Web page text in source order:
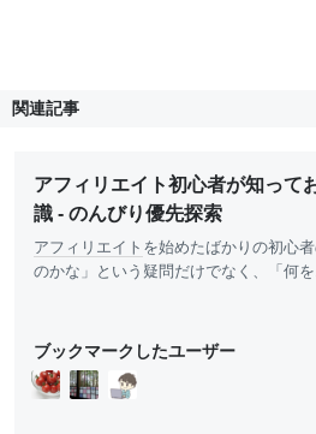
関連記事
アフィリエイト初心者が知って
識 - のんびり優先探索
アフィリエイト を始めたばかりの初心
のかな」という疑問だけでなく、「何
ブックマークしたユーザー